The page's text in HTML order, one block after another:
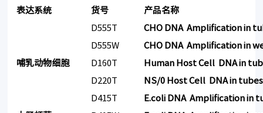
表达系统
货号 产品名称
哺乳动物细胞
D555T
CHO DNA Amplification in
D555W
CHO DNA Amplification in
D160T
Human Host Cell DNA in
D220T
NS/0 Host Cell DNA in tubes
D415T
E.coli DNA Amplification in